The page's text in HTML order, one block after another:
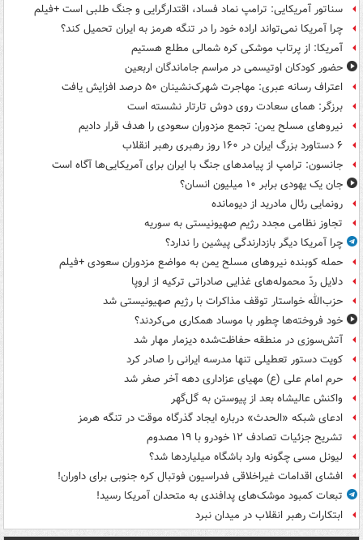
سناتور آمریکایی: ترامپ نماد فساد، اقتدارگرایی و جنگ طلبی است +فیلم
چرا آمریکا نمی‌تواند اراده خود را در تنگه هرمز به ایران تحمیل کند؟
آمریکا: از پرتاب موشکی کره شمالی مطلع هستیم
حضور کودکان اوتیسمی در مراسم جاماندگان اربعین
اعتراف رسانه عبری: مهاجرت شهرک‌نشینان ۵۰ درصد افزایش یافت
برزگر: همای سعادت روی دوش تارتار نشسته است
نیروهای مسلح یمن: تجمع مزدوران سعودی را هدف قرار دادیم
۶ دستاورد بزرگ ایران در ۱۶۰ روز رهبری رهبر انقلاب
جانسون: ترامپ از پیامدهای جنگ با ایران برای آمریکایی‌ها آگاه است
جان یک یهودی برابر ۱۰ میلیون انسان؟
رونمایی رئال مادرید از دیومانده
تجاوز نظامی مجدد رژیم صهیونیستی به سوریه
چرا آمریکا دیگر بازدارندگی پیشین را ندارد؟
حمله کوبنده نیروهای مسلح یمن به مواضع مزدوران سعودی +فیلم
دلایل ردّ محموله‌های غذایی صادراتی ترکیه از اروپا
حزب‌الله خواستار توقف مذاکرات با رژیم صهیونیستی شد
خود فروخته‌ها چطور با موساد همکاری می‌کردند؟
آتش‌سوزی در منطقه حفاظت‌شده دیزمار مهار شد
کویت دستور تعطیلی تنها مدرسه ایرانی را صادر کرد
حرم امام علی (ع) مهیای عزاداری دهه آخر صفر شد
واکنش عالیشاه بعد از پیوستن به گل‌گهر
ادعای شبکه «الحدث» درباره ایجاد گذرگاه موقت در تنگه هرمز
تشریح جزئیات تصادف ۱۲ خودرو با ۱۹ مصدوم
لیونل مسی چگونه وارد باشگاه میلیاردها شد؟
افشای اقدامات غیراخلاقی فدراسیون فوتبال کره جنوبی برای داوران!
تبعات کمبود موشک‌های پدافندی به متحدان آمریکا رسید!
ابتکارات رهبر انقلاب در میدان نبرد